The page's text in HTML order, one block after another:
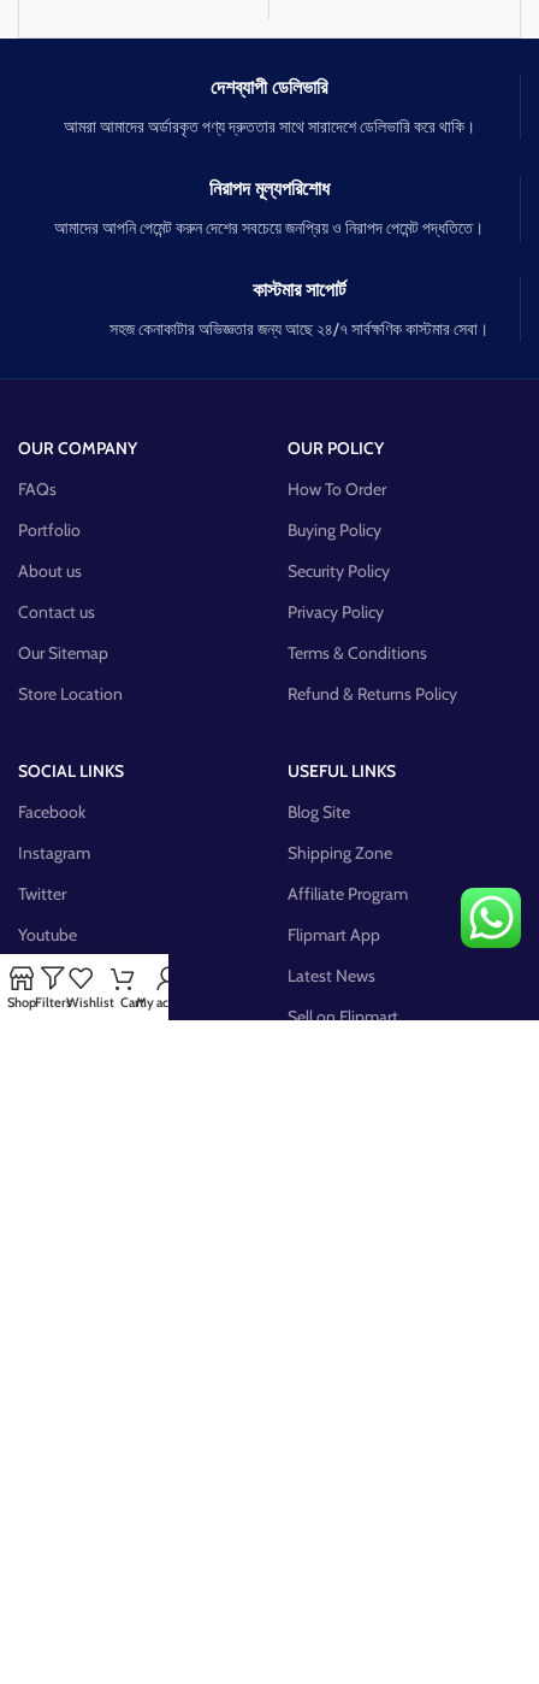
দেশব্যাপী ডেলিভারি
আমরা আমাদের অর্ডারকৃত পণ্য দ্রুততার সাথে সারাদেশে ডেলিভারি করে থাকি।
নিরাপদ মূল্যপরিশোধ
আমাদের আপনি পেমেন্ট করুন দেশের সবচেয়ে জনপ্রিয় ও নিরাপদ পেমেন্ট পদ্ধতিতে।
কাস্টমার সাপোর্ট
সহজ কেনাকাটার অভিজ্ঞতার জন্য আছে ২৪/৭ সার্বক্ষণিক কাস্টমার সেবা।
OUR COMPANY
FAQs
Portfolio
About us
Contact us
Our Sitemap
Store Location
OUR POLICY
How To Order
Buying Policy
Security Policy
Privacy Policy
Terms & Conditions
Refund & Returns Policy
SOCIAL LINKS
Facebook
Instagram
Twitter
Youtube
Pinterest
FB Group
USEFUL LINKS
Blog Site
Shipping Zone
Affiliate Program
Flipmart App
Latest News
Sell on Flipmart
ShopFiltersWishlist CartMy account